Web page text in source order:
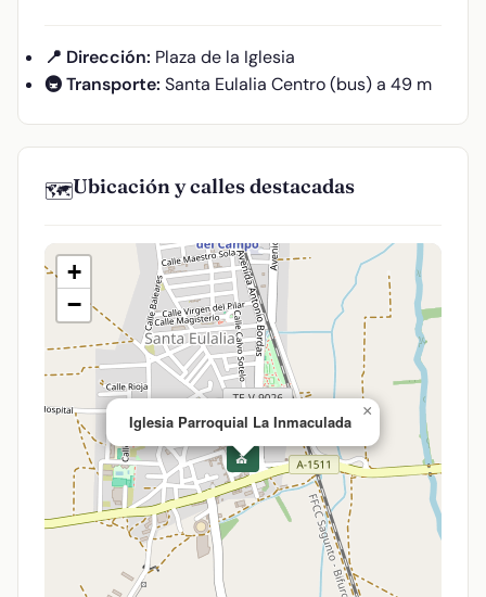
📍 Dirección: Plaza de la Iglesia
🚇 Transporte: Santa Eulalia Centro (bus) a 49 m
🗺️Ubicación y calles destacadas
⛪
Iglesia Parroquial La Inmaculada
×
+
−